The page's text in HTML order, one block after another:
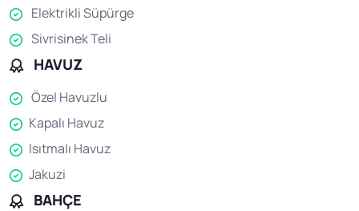
Elektrikli Süpürge
Sivrisinek Teli
HAVUZ
Özel Havuzlu
Kapalı Havuz
Isıtmalı Havuz
Jakuzi
BAHÇE